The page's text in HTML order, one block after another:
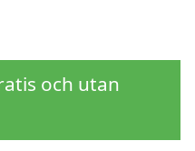
och utan